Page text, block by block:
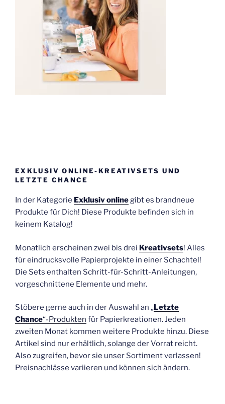
EXKLUSIV ONLINE-KREATIVSETS UND
LETZTE CHANCE
In der Kategorie Exklusiv onlinegibt es brandneue
Produkte für Dich! Diese Produkte befinden sich in
keinem Katalog!
Monatlich erscheinen zwei bis drei Kreativsets! Alles
für eindrucksvolle Papierprojekte in einer Schachtel!
Die Sets enthalten Schritt-für-Schritt-Anleitungen,
vorgeschnittene Elemente und mehr.
Stöbere gerne auch in der Auswahl an „Letzte
Chance“-Produkten für Papierkreationen. Jeden
zweiten Monat kommen weitere Produkte hinzu. Diese
Artikel sind nur erhältlich, solange der Vorrat reicht.
Also zugreifen, bevor sie unser Sortiment verlassen!
Preisnachlässe variieren und können sich ändern.